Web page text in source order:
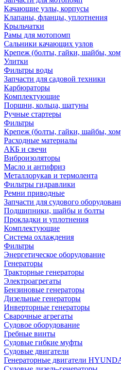
Качающие узлы, корпусы
Клапаны, фланцы, уплотнения
Крыльчатки
Рамы для мотопомп
Сальники качающих узлов
Крепеж (болты, гайки, шайбы,
Улитки
Фильтры воды
Запчасти для садовой техники
Карбюраторы
Комплектующие
Поршни, кольца, шатуны
Ручные стартеры
Фильтры
Крепеж (болты, гайки, шайбы,
Расходные материалы
АКБ и свечи
Виброизоляторы
Масло и антифриз
Металлорукав и термолента
Фильтры гидравлики
Ремни приводные
Запчасти для судового
Подшипники, шайбы и болты
Прокладки и уплотнения
Комплектующие
Система охлаждения
Фильтры
Энергетическое оборудование
Генераторы
Тракторные генераторы
Электроагрегаты
Бензиновые генераторы
Дизельные генераторы
Инверторные генераторы
Сварочные агрегаты
Судовое оборудование
Гребные винты
Судовые гибкие муфты
Судовые двигатели
Генераторные двигатели